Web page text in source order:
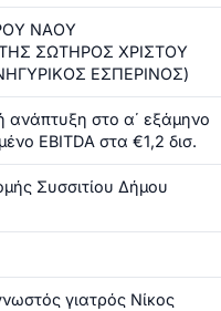
ΝΑΟΥ
ΣΩΤΗΡΟΣ ΧΡΙΣΤΟΥ
ΕΣΠΕΡΙΝΟΣ)
ανάπτυξη στο α΄ εξάμηνο
EBITDA στα €1,2 δισ.
Συσσιτίου Δήμου
γιατρός Νίκος